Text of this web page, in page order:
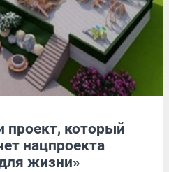
проект, который
нацпроекта
жизни»